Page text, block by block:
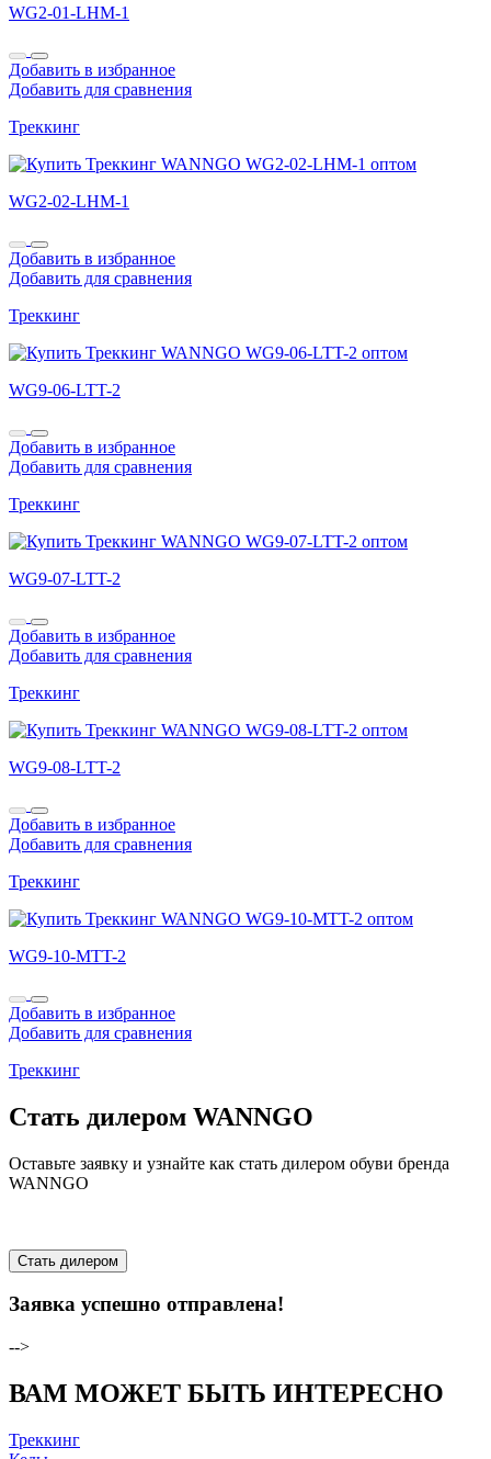
WG2-01-LHM-1
Добавить в избранное
Добавить для сравнения
Треккинг
WG2-02-LHM-1
Добавить в избранное
Добавить для сравнения
Треккинг
WG9-06-LTT-2
Добавить в избранное
Добавить для сравнения
Треккинг
WG9-07-LTT-2
Добавить в избранное
Добавить для сравнения
Треккинг
WG9-08-LTT-2
Добавить в избранное
Добавить для сравнения
Треккинг
WG9-10-MTT-2
Добавить в избранное
Добавить для сравнения
Треккинг
Стать дилером WANNGO
Оставьте заявку и узнайте как стать дилером обуви бренда
WANNGO
Стать дилером
Заявка успешно отправлена!
-->
ВАМ МОЖЕТ БЫТЬ ИНТЕРЕСНО
Треккинг